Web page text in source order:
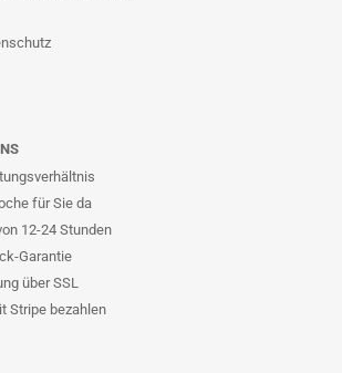
für Sie da
12-24 Stunden
Garantie
über SSL
Stripe bezahlen